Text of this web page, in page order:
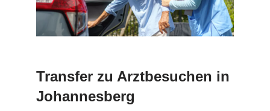
Transfer zu Arztbesuchen in
Johannesberg